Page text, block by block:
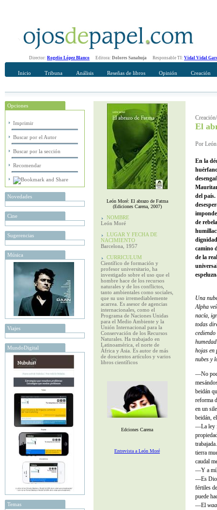
Director: Rogelio López Blanco Editora: Dolores Sanahuja Responsable TI: Vidal Vidal
Inicio Tribuna Análisis Reseñas de libros Opinión Creación
Opciones
Imprimir
Buscar por el Autor
Buscar por la sección
Recomendar
Novedades
Cine
Sugerencias
Música
Viajes
MundoDigital
Temas
Recomendar
Su nombre Completo
León Moré: El abrazo de Fatma
(Ediciones Carena, 2007)
NOMBRE
León Moré
LUGAR Y FECHA DE
NACIMIENTO
Barcelona, 1957
CURRICULUM
Científico de formación y
profesor universitario, ha
investigado sobre el uso que el
hombre hace de los recursos
naturales y de los conflictos,
tanto ambientales como sociales,
que su uso irremediablemente
acarrea. Es asesor de agencias
internacionales, como el
Programa de Naciones Unidas
para el Medio Ambiente y la
Unión Internacional para la
Conservación de los Recursos
Naturales. Ha trabajado en
Latinoamérica, el norte de
África y Asia. Es autor de más
de doscientos artículos y varios
libros científicos
Edciones Carena
Entrevista a León Moré
El
Por
En la
del país.
de
camino
de la
Una
Alpha
nacía,
todas
hojas en
nubes y
—No
beidán
reforma
en un
beidán,
—La ley
tierra
caudal
—Y a mí,
—Es
fértiles
puede
—El